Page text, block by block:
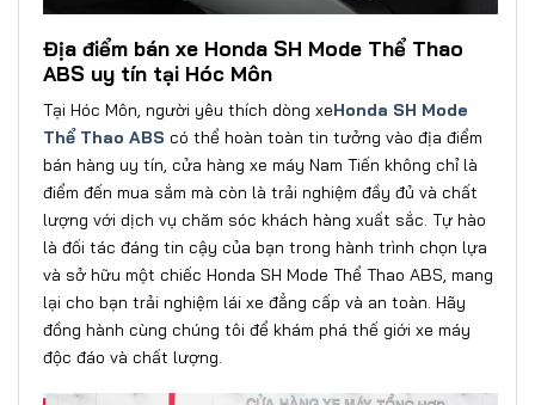
Địa điểm bán xe Honda SH Mode Thể Thao
ABS uy tín tại Hóc Môn
Tại Hóc Môn, người yêu thích dòng xeHonda SH Mode
Thể Thao ABS có thể hoàn toàn tin tưởng vào địa điểm
bán hàng uy tín, cửa hàng xe máy Nam Tiến không chỉ là
điểm đến mua sắm mà còn là trải nghiệm đầy đủ và chất
lượng với dịch vụ chăm sóc khách hàng xuất sắc. Tự hào
là đối tác đáng tin cậy của bạn trong hành trình chọn lựa
và sở hữu một chiếc Honda SH Mode Thể Thao ABS, mang
lại cho bạn trải nghiệm lái xe đẳng cấp và an toàn. Hãy
đồng hành cùng chúng tôi để khám phá thế giới xe máy
độc đáo và chất lượng.